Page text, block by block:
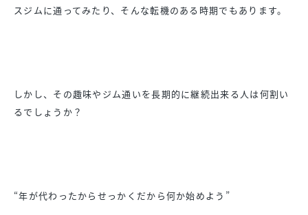
スジムに通ってみたり、 そんな転機のある時期でもあります。
しかし、 その趣味やジム通いを長期的に継続出来る人は何割い
るでしょうか ？
“年が代わったからせっかくだから何か始めよう”